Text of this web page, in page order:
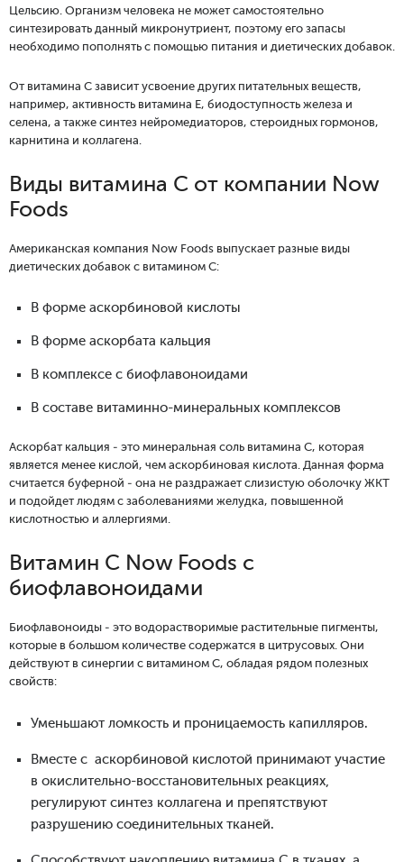
Цельсию. Организм человека не может самостоятельно
синтезировать данный микронутриент, поэтому его запасы
необходимо пополнять с помощью питания и диетических добавок.
От витамина С зависит усвоение других питательных веществ,
например, активность витамина Е, биодоступность железа и
селена, а также синтез нейромедиаторов, стероидных гормонов,
карнитина и коллагена.
Виды витамина С от компании Now
Foods
Американская компания Now Foods выпускает разные виды
диетических добавок с витамином С:
В форме аскорбиновой кислоты
В форме аскорбата кальция
В комплексе с биофлавоноидами
В составе витаминно-минеральных комплексов
Аскорбат кальция - это минеральная соль витамина С, которая
является менее кислой, чем аскорбиновая кислота. Данная форма
считается буферной - она не раздражает слизистую оболочку ЖКТ
и подойдет людям с заболеваниями желудка, повышенной
кислотностью и аллергиями.
Витамин С Now Foods с
биофлавоноидами
Биофлавоноиды - это водорастворимые растительные пигменты,
которые в большом количестве содержатся в цитрусовых. Они
действуют в синергии с витамином С, обладая рядом полезных
свойств:
Уменьшают ломкость и проницаемость капилляров.
Вместе с аскорбиновой кислотой принимают участие
в окислительно-восстановительных реакциях,
регулируют синтез коллагена и препятствуют
разрушению соединительных тканей.